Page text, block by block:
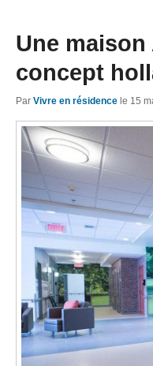
Une maison
concept
Par Vivre en résidence le 15